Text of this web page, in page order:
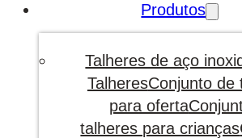
Produtos
Talheres de aço
TalheresConjunto de
para oferta
talheres para crianças